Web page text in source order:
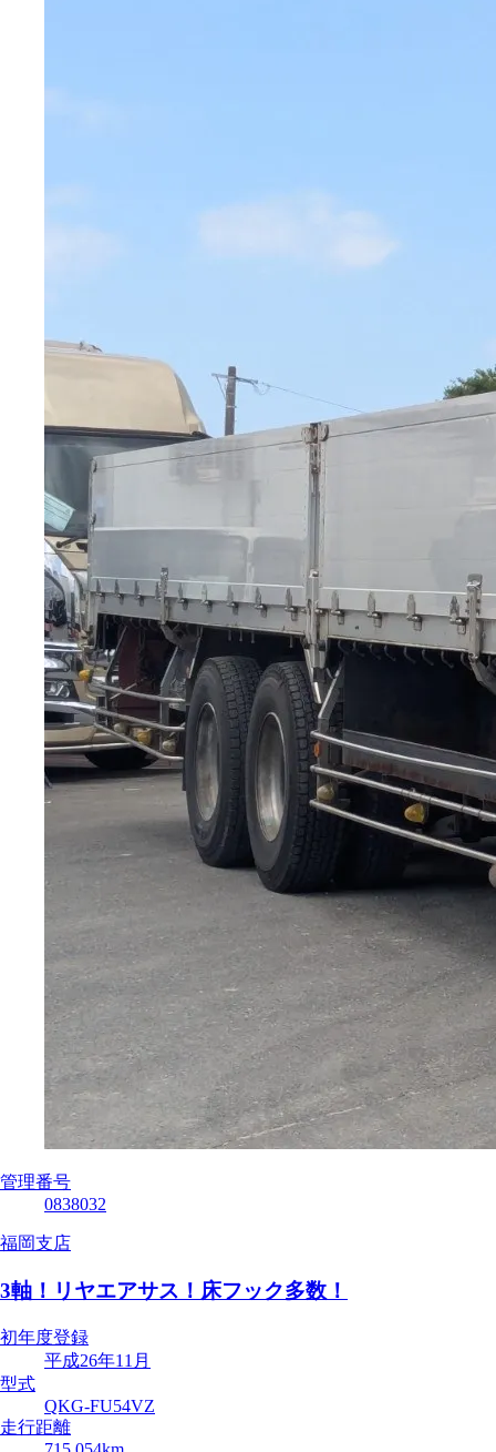
管理番号
0838032
福岡支店
3軸！リヤエアサス！床フック多数！
初年度登録
平成26年11月
型式
QKG-FU54VZ
走行距離